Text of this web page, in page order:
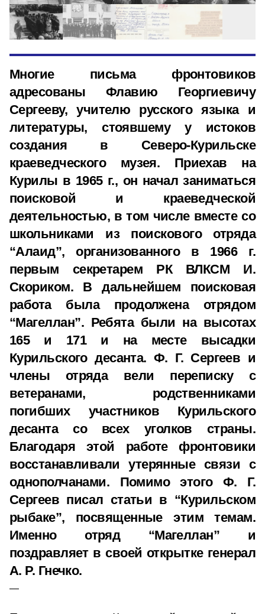
Многие письма фронтовиков
адресованы Флавию Георгиевичу
Сергееву, учителю русского языка и
литературы, стоявшему у истоков
создания в Северо-Курильске
краеведческого музея. Приехав на
Курилы в 1965 г., он начал заниматься
поисковой и краеведческой
деятельностью, в том числе вместе со
школьниками из поискового отряда
“Алаид”, организованного в 1966 г.
первым секретарем РК ВЛКСМ И.
Скориком. В дальнейшем поисковая
работа была продолжена отрядом
“Магеллан”. Ребята были на высотах
165 и 171 и на месте высадки
Курильского десанта. Ф. Г. Сергеев и
члены отряда вели переписку с
ветеранами, родственниками
погибших участников Курильского
десанта со всех уголков страны.
Благодаря этой работе фронтовики
восстанавливали утерянные связи с
однополчанами. Помимо этого Ф. Г.
Сергеев писал статьи в “Курильском
рыбаке”, посвященные этим темам.
Именно отряд “Магеллан” и
поздравляет в своей открытке генерал
А. Р. Гнечко.